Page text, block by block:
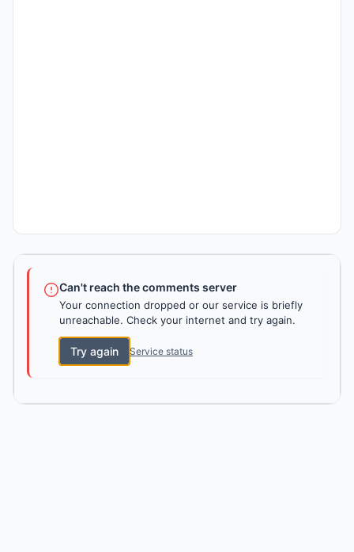
Can't reach the comments server
Your connection dropped or our service is briefly
unreachable. Check your internet and try again.
Try again Service status